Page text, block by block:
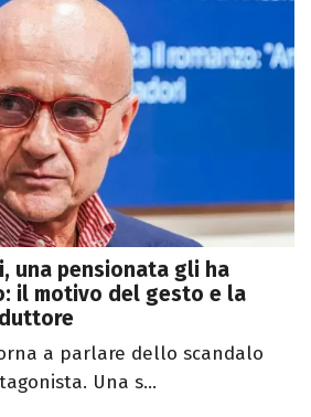
una pensionata gli ha
il motivo del gesto e la
a parlare dello scandalo
Una s...